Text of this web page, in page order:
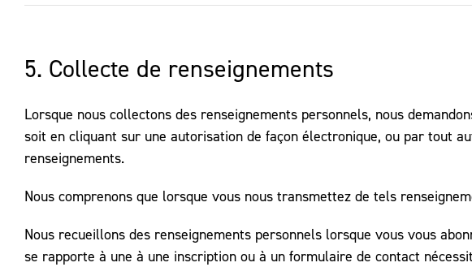
5. Collecte de renseignements
Lorsque nous collectons des renseignements personnels, nous
soit en cliquant sur une autorisation de façon électronique, ou par tout
renseignements.
Nous comprenons que lorsque vous nous transmettez de tels
Nous recueillons des renseignements personnels lorsque vous vous
se rapporte à une à une inscription ou à un formulaire de contact